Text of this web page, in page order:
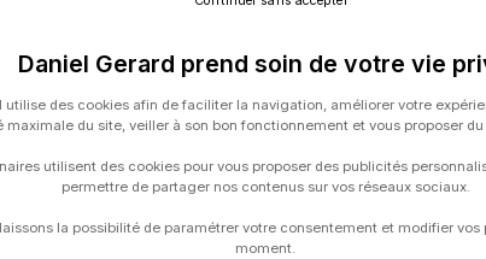
Calculateur de vents latéraux,
fallait bien un boîtier
les fonctions liées à l’aviation
nouvelle recrue de la collection
précision fera forte impression,
passager.
Daniel Gerard prend soin de votre vie
utilise des cookies afin de faciliter la navigation, améliorer votre
maximale du site, veiller à son bon fonctionnement et vous proposer
utilisent des cookies pour vous proposer des publicités
permettre de partager nos contenus sur vos réseaux sociaux.
la possibilité de paramétrer votre consentement et modifier vos
moment.